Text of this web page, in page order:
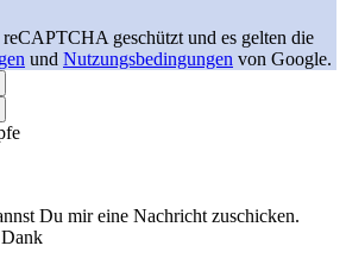
geschützt und es gelten die
und Nutzungsbedingungen von Google.
Du mir eine Nachricht zuschicken.